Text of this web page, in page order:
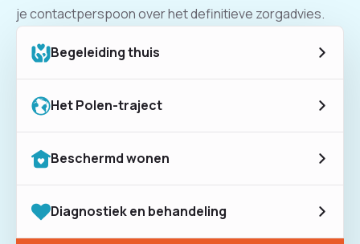
je contactperspoon over het definitieve zorgadvies.
Begeleiding thuis
Het Polen-traject
Beschermd wonen
Diagnostiek en behandeling